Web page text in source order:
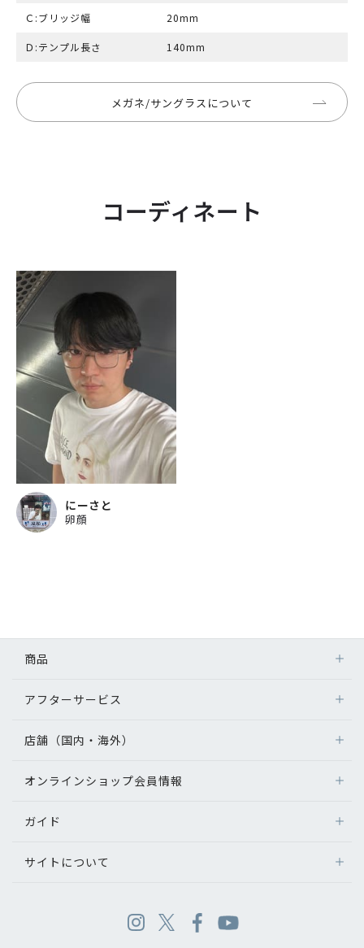
Ｃ:ブリッジ幅 20mm
Ｄ:テンプル長さ 140mm
メガネ/サングラスについて
コーディネート
にーさと
卵顔
商品
アフターサービス
店舗（国内・海外）
オンラインショップ会員情報
ガイド
サイトについて